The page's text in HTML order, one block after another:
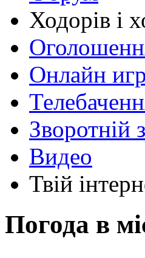
Ходорів і
Онлайн
Зворотній
Видео
Твій
Погода в